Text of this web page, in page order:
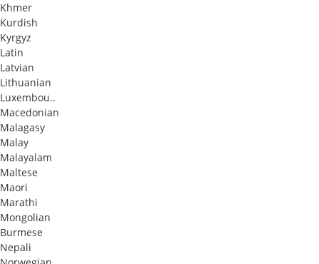
Khmer
Kurdish
Kyrgyz
Latin
Latvian
Lithuanian
Luxembou..
Macedonian
Malagasy
Malay
Malayalam
Maltese
Maori
Marathi
Mongolian
Burmese
Nepali